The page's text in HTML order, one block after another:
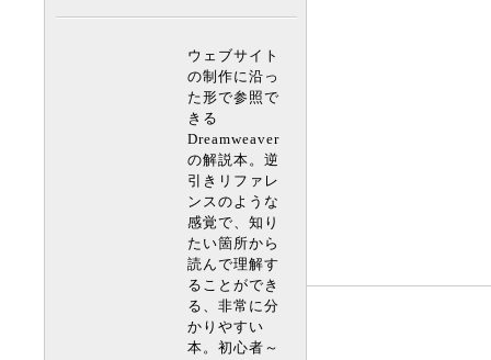
ウェブサイト
の制作に沿っ
た形で参照で
きる
Dreamweaver
の解説本。逆
引きリファレ
ンスのような
感覚で、知り
たい箇所から
読んで理解す
ることができ
る、非常に分
かりやすい
本。初心者～